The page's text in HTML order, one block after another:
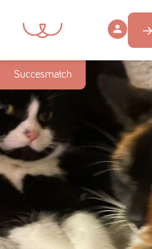
Succesmatch